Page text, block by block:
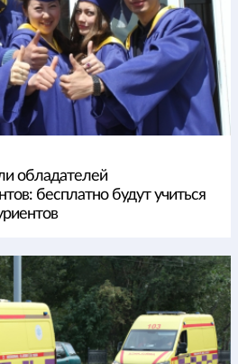
обладателей
бесплатно будут учиться